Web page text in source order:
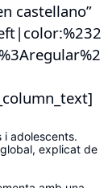
castellano”
i adolescents.
explicat de